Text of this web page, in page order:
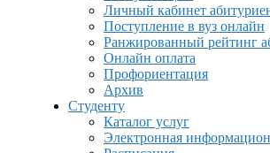
Личный кабинет
Поступление в вуз онлайн
Ранжированный рейтинг
Онлайн оплата
Профориентация
Архив
Студенту
Каталог услуг
Электронная